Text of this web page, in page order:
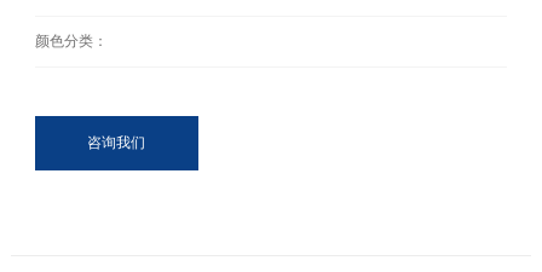
颜色分类：
咨询我们